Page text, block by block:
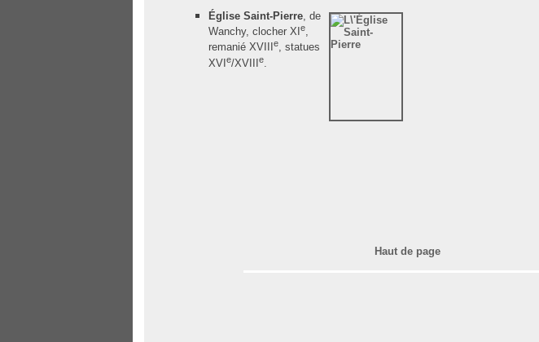
Église Saint-Pierre, de
Wanchy, clocher XI e,
remanié XVIII
e, statues
XVIe/XVIIIe.
Haut de page